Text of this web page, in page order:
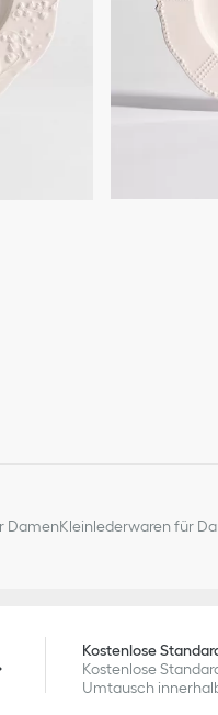
DamenKleinlederwaren für
Kostenlose
Kostenlose
Umtausch